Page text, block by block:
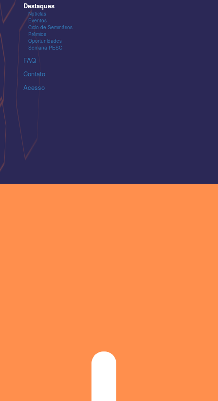
Destaques
Notícias
Eventos
Ciclo de Seminários
Prêmios
Oportunidades
Semana PESC
FAQ
Contato
Acesso